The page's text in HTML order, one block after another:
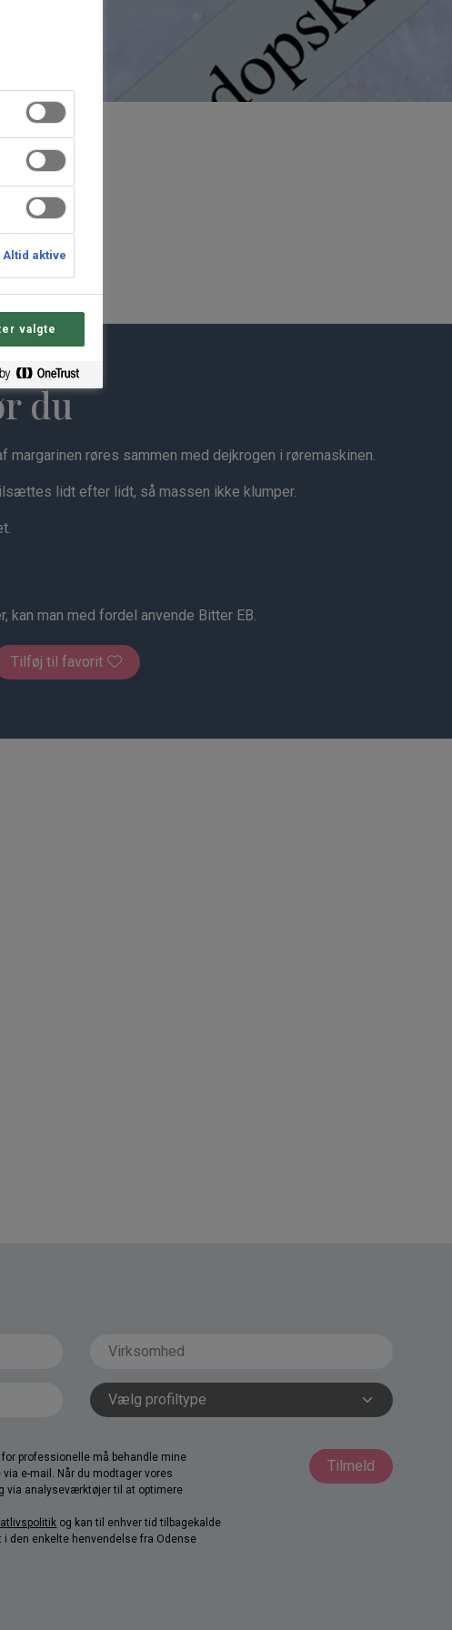
du
margarinen røres sammen med dejkrogen i røremaskinen.
lidt efter lidt, så massen ikke klumper.
kan man med fordel anvende Bitter EB.
Tilføj til favorit
professionelle må behandle mine
e-mail. Når du modtager vores
via analyseværktøjer til at optimere
og kan til enhver tid tilbagekalde
den enkelte henvendelse fra Odense
Tilmeld
Altid aktive
valgte